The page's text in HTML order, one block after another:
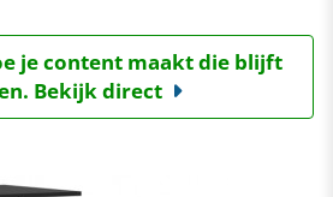
je content maakt die blijft
Bekijk direct